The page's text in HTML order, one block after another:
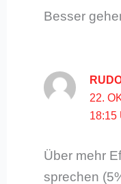
Besser
22.
18:15
Über mehr
sprechen